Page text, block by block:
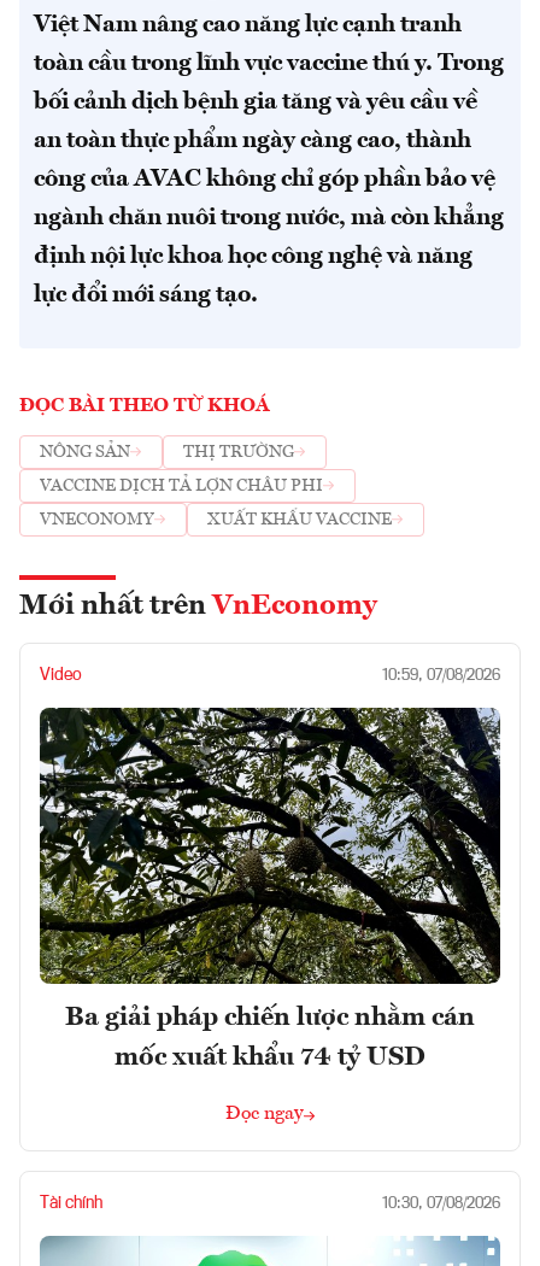
Việt Nam nâng cao năng lực cạnh tranh
toàn cầu trong lĩnh vực vaccine thú y. Trong
bối cảnh dịch bệnh gia tăng và yêu cầu về
an toàn thực phẩm ngày càng cao, thành
công của AVAC không chỉ góp phần bảo vệ
ngành chăn nuôi trong nước, mà còn khẳng
định nội lực khoa học công nghệ và năng
lực đổi mới sáng tạo.
ĐỌC BÀI THEO TỪ KHOÁ
NÔNG SẢN
THỊ TRƯỜNG
VACCINE DỊCH TẢ LỢN CHÂU PHI
VNECONOMY
XUẤT KHẨU VACCINE
Mới nhất trên VnEconomy
Video 10:59, 07/08/2026
Ba giải pháp chiến lược nhằm cán
mốc xuất khẩu 74 tỷ USD
Đọc ngay
Tài chính 10:30, 07/08/2026